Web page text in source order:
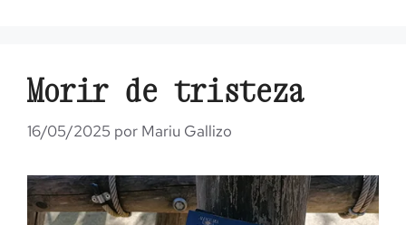
Morir de tristeza
16/05/2025 por Mariu Gallizo